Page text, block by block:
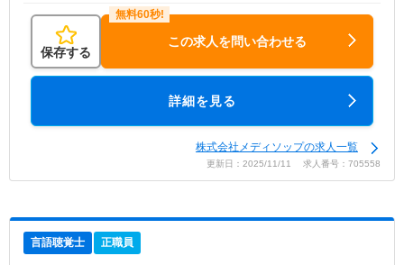
保存する
この求人を問い合わせる
詳細を見る
株式会社メディソップの求人一覧
更新日：2025/11/11 求人番号：705558
言語聴覚士 正職員